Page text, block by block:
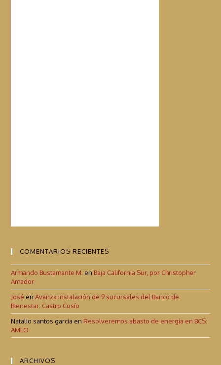
COMENTARIOS RECIENTES
Armando Bustamante M. en Baja California Sur, por Christopher
Amador
José enAvanza instalación de 9 sucursales del Banco de
Bienestar: Castro Cosío
Natalio santos garcia en Resolveremos abasto de energía en BCS:
AMLO
ARCHIVOS